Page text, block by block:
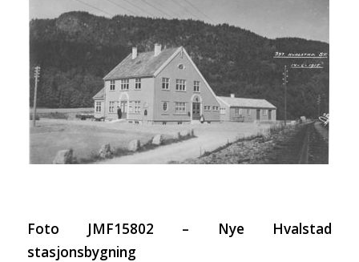
Foto JMF15802 – Nye Hvalstad
stasjonsbygning